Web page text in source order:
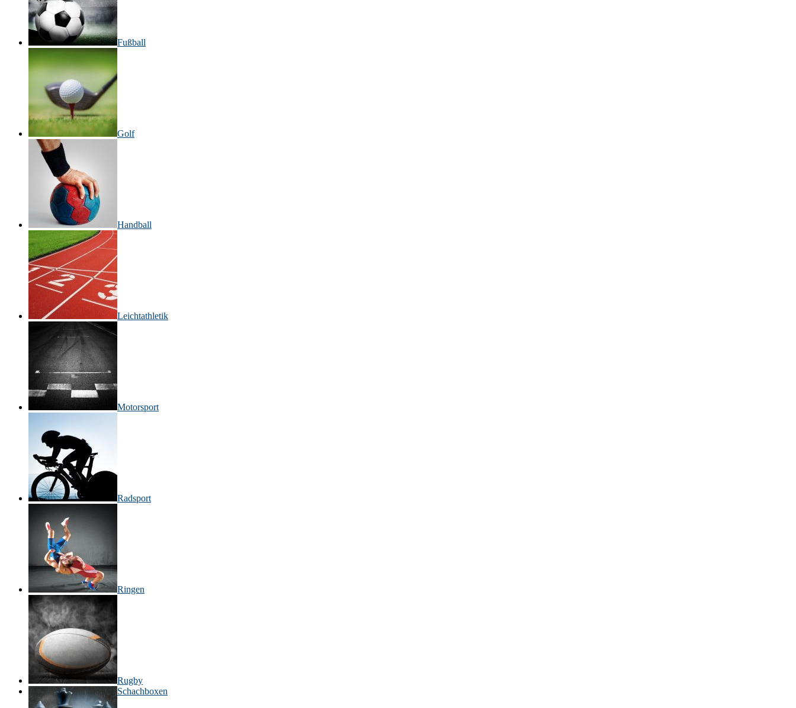
Fußball
Golf
Handball
Leichtathletik
Motorsport
Radsport
Ringen
Rugby
Schachboxen